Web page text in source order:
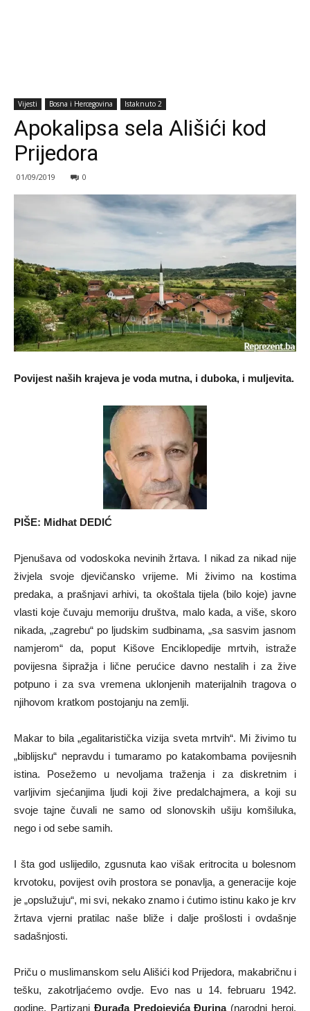
Vijesti Bosna i Hercegovina Istaknuto 2
Apokalipsa sela Ališići kod
Prijedora
01/09/2019 0
Povijest naših krajeva je voda mutna, i duboka, i muljevita.
PIŠE: Midhat DEDIĆ
Pjenušava od vodoskoka nevinih žrtava. I nikad za nikad nije
živjela svoje djevičansko vrijeme. Mi živimo na kostima
predaka, a prašnjavi arhivi, ta okoštala tijela (bilo koje) javne
vlasti koje čuvaju memoriju društva, malo kada, a više, skoro
nikada, „zagrebu“ po ljudskim sudbinama, „sa sasvim jasnom
namjerom“ da, poput Kišove Enciklopedije mrtvih, istraže
povijesna šipražja i lične perućice davno nestalih i za žive
potpuno i za sva vremena uklonjenih materijalnih tragova o
njihovom kratkom postojanju na zemlji.
Makar to bila „egalitaristička vizija sveta mrtvih“. Mi živimo tu
„biblijsku“ nepravdu i tumaramo po katakombama povijesnih
istina. Posežemo u nevoljama traženja i za diskretnim i
varljivim sjećanjima ljudi koji žive predalchajmera, a koji su
svoje tajne čuvali ne samo od slonovskih ušiju komšiluka,
nego i od sebe samih.
I šta god uslijedilo, zgusnuta kao višak eritrocita u bolesnom
krvotoku, povijest ovih prostora se ponavlja, a generacije koje
je „opslužuju“, mi svi, nekako znamo i ćutimo istinu kako je krv
žrtava vjerni pratilac naše bliže i dalje prošlosti i ovdašnje
sadašnjosti.
Priču o muslimanskom selu Ališići kod Prijedora, makabričnu i
tešku, zakotrljaćemo ovdje. Evo nas u 14. februaru 1942.
godine. Partizani Đurađa Predojevića Đurina(narodni heroj,